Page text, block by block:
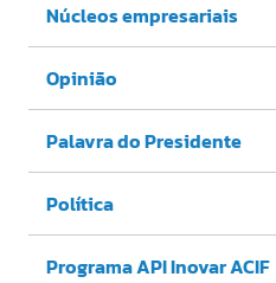
Núcleos empresariais
Opinião
Palavra do Presidente
Política
Programa API Inovar ACIF